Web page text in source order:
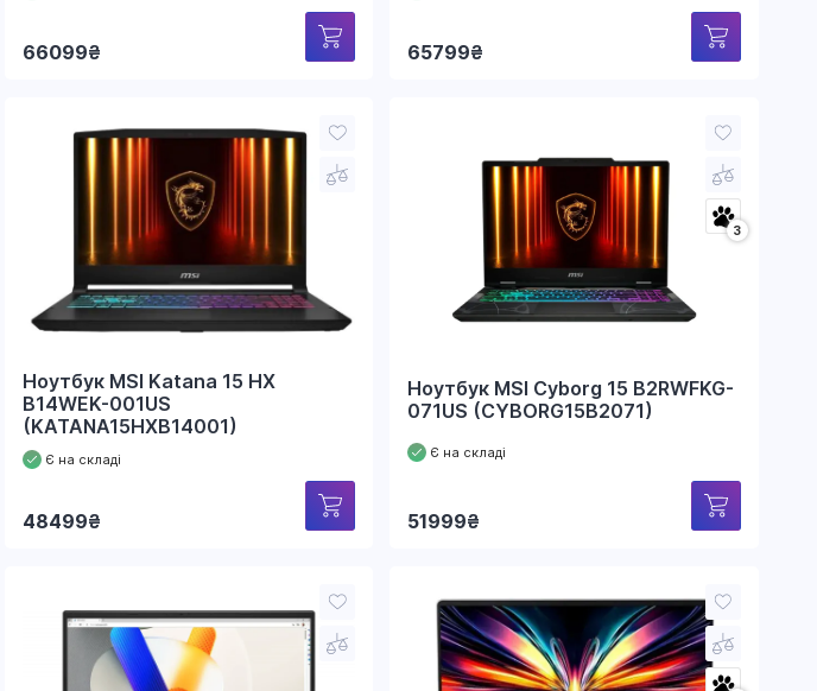
66099₴ 65799₴
Ноутбук MSI Katana 15 HX
B14WEK-001US
(KATANA15HXB14001)
Є на складі
48499₴
3
Ноутбук MSI Cyborg 15 B2RWFKG-
071US (CYBORG15B2071)
Є на складі
51999₴